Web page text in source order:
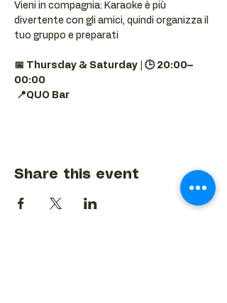
Vieni in compagnia: Karaoke è più
divertente con gli amici, quindi organizza il
tuo gruppo e preparati
📅 Thursday & Saturday | 🕒 20:00–
00:00
📍QUO Bar
Share this event